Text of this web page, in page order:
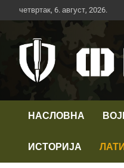
Скип
то
четвртак, 6. август, 2026.
НАСЛОВНА
ИСТОРИЈА